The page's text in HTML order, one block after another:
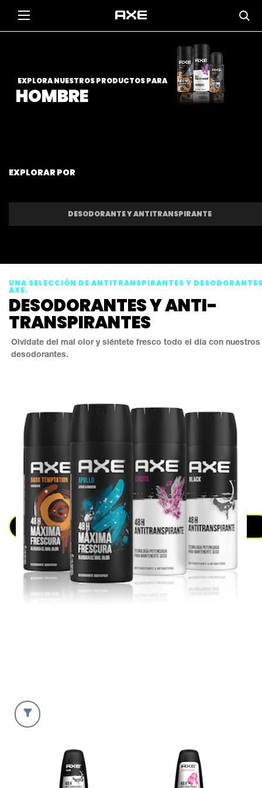
HOMBRE
EXPLORA NUESTROS PRODUCTOS PARA
EXPLORAR POR
DESODORANTE Y ANTITRANSPIRANTE
UNA SELECCIÓN DE ANTITRANSPIRANTES Y
AXE.
DESODORANTES Y ANTI-
TRANSPIRANTES
Olvídate del mal olor y siéntete fresco todo el día con nuestros
desodorantes.
VER MÁSDESODORANTES Y